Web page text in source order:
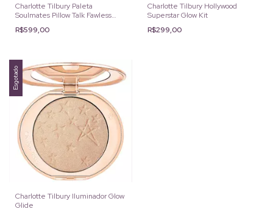
Charlotte Tilbury Paleta
Soulmates Pillow Talk Fawless
R$599,00
Charlotte Tilbury Hollywood
Superstar Glow Kit
R$299,00
Esgotado
Charlotte Tilbury Iluminador Glow
Glide